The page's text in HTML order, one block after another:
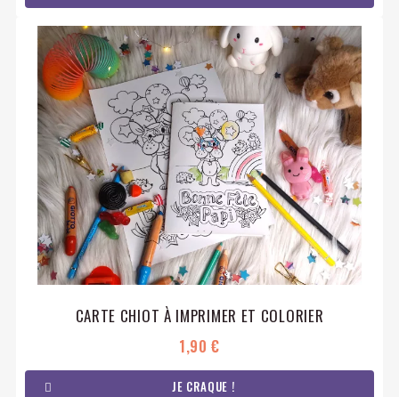
CARTE CHIOT À IMPRIMER ET COLORIER
1,90 €
JE CRAQUE !